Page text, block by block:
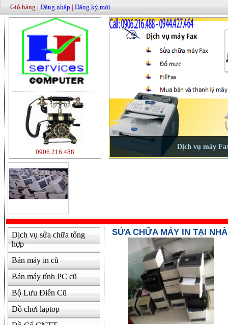
Giỏ hàng | Đăng nhập | Đăng ký mới
0906.216.488
Dịch vụ sửa chữa tổng
hợp
Bán máy in cũ
Bán máy tính PC cũ
Bộ Lưu Điên Cũ
Đồ chơi laptop
SỬA CHỮA MÁY IN TẠI NHÀ